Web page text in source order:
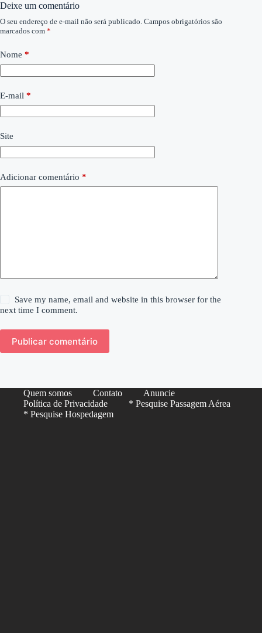
Deixe um comentário
O seu endereço de e-mail não será publicado. Campos obrigatórios são
marcados com *
Nome *
E-mail *
Site
Adicionar comentário *
Save my name, email and website in this browser for the
next time I comment.
Publicar comentário
Quem somos Contato
Anuncie
Política de Privacidade
* Pesquise Passagem Aérea
* Pesquise Hospedagem